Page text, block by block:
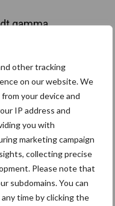
other tracking
on our website. We
your device and
IP address and
you with
marketing campaign
collecting precise
Please note that
subdomains. You can
time by clicking the
gamma
uit
6 knikdumper legt
gedragen
van AVR